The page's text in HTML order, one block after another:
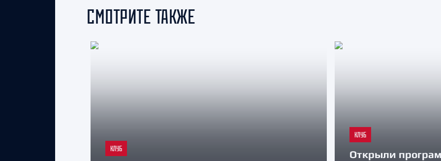
СМОТРИТЕ ТАКЖЕ
КЛУБ
КЛУБ
Открыли